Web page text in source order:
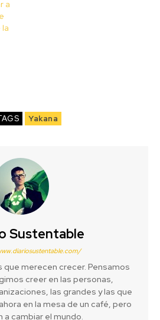
a
Yakana
Sustentable
que merecen crecer. Pensamos
creer en las personas,
las grandes y las que
en la mesa de un café, pero
a cambiar el mundo.